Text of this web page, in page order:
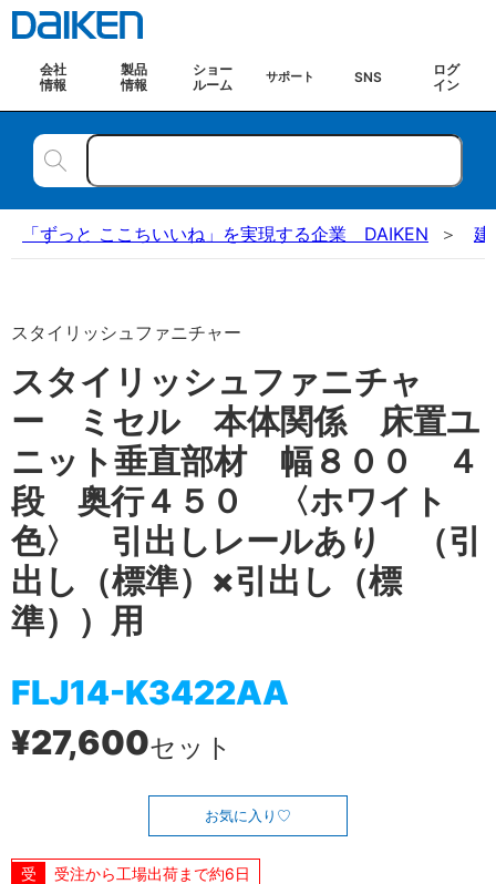
会社
情報
製品
情報
ショー
ルーム
サポート SNS
ログ
イン
「ずっと ここちいいね」を実現する企業 DAIKEN 建
スタイリッシュファニチャー
スタイリッシュファニチャ
ー ミセル 本体関係 床置ユ
ニット垂直部材 幅８００ ４
段 奥行４５０ 〈ホワイト
色〉 引出しレールあり （引
出し（標準）×引出し（標
準））用
FLJ14-K3422AA
¥27,600セット
お気に入り
受注から工場出荷まで約6日